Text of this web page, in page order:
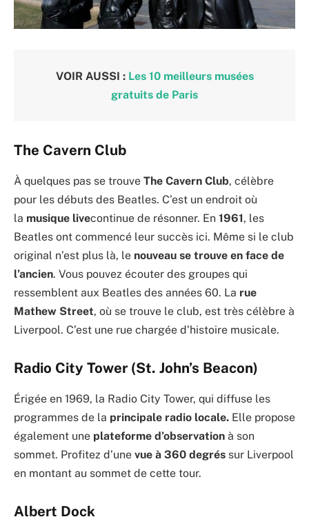
VOIR AUSSI : Les 10 meilleurs musées
gratuits de Paris
The Cavern Club
À quelques pas se trouve The Cavern Club, célèbre
pour les débuts des Beatles. C’est un endroit où
la musique livecontinue de résonner. En 1961, les
Beatles ont commencé leur succès ici. Même si le club
original n’est plus là, le nouveau se trouve en face de
l’ancien. Vous pouvez écouter des groupes qui
ressemblent aux Beatles des années 60. La rue
Mathew Street, où se trouve le club, est très célèbre à
Liverpool. C’est une rue chargée d’histoire musicale.
Radio City Tower (St. John’s Beacon)
Érigée en 1969, la Radio City Tower, qui diffuse les
programmes de la principale radio locale. Elle propose
également une plateforme d’observation à son
sommet. Profitez d’une vue à 360 degrés sur Liverpool
en montant au sommet de cette tour.
Albert Dock